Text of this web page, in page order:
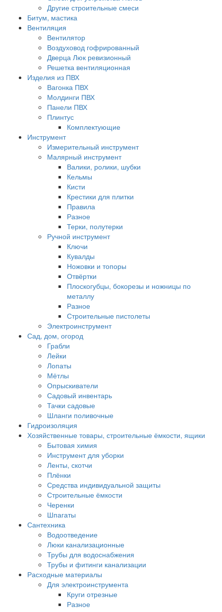
Другие строительные смеси
Битум, мастика
Вентиляция
Вентилятор
Воздуховод гофрированный
Дверца Люк ревизионный
Решетка вентиляционная
Изделия из ПВХ
Вагонка ПВХ
Молдинги ПВХ
Панели ПВХ
Плинтус
Комплектующие
Инструмент
Измерительный инструмент
Малярный инструмент
Валики, ролики, шубки
Кельмы
Кисти
Крестики для плитки
Правила
Разное
Терки, полутерки
Ручной инструмент
Ключи
Кувалды
Ножовки и топоры
Отвёртки
Плоскогубцы, бокорезы и ножницы по
металлу
Разное
Строительные пистолеты
Электроинструмент
Сад, дом, огород
Грабли
Лейки
Лопаты
Мётлы
Опрыскиватели
Садовый инвентарь
Тачки садовые
Шланги поливочные
Гидроизоляция
Хозяйственные товары, строительные ёмкости, ящики
Бытовая химия
Инструмент для уборки
Ленты, скотчи
Плёнки
Средства индивидуальной защиты
Строительные ёмкости
Черенки
Шпагаты
Сантехника
Водоотведение
Люки канализационные
Трубы для водоснабжения
Трубы и фитинги канализации
Расходные материалы
Для электроинструмента
Круги отрезные
Разное